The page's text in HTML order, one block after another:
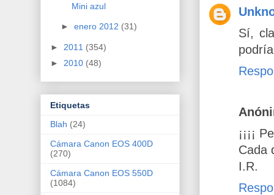
Sí,
¡¡¡¡
Cada
I.R.
Mini azul
► enero 2012 (31)
► 2011 (354)
► 2010 (48)
Etiquetas
Blah (24)
Cámara Canon EOS 400D
(270)
Cámara Canon EOS 550D
(1084)